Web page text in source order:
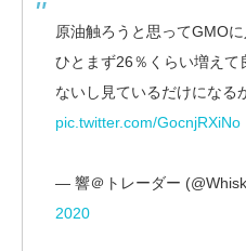
原油触ろうと思ってGMO
ひとまず26％くらい増えて
ないし見ているだけになる
pic.twitter.com/GocnjRXiNo
— 響＠トレーダー
2020